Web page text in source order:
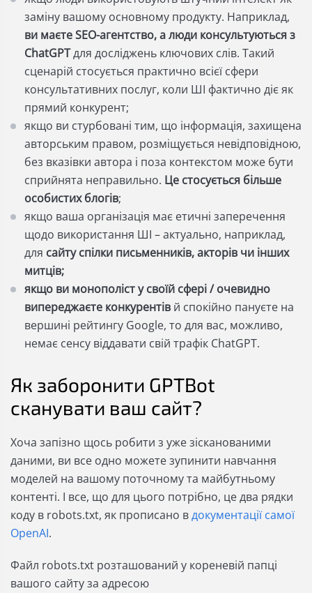
заміну вашому основному продукту. Наприклад,
ви маєте SEO-агентство, а люди консультуються з
ChatGPTдля досліджень ключових слів. Такий
сценарій стосується практично всієї сфери
консультативних послуг, коли ШІ фактично діє як
прямий конкурент;
якщо ви стурбовані тим, що інформація, захищена
авторським правом, розміщується невідповідною,
без вказівки автора і поза контекстом може бути
сприйнята неправильно. Це стосується більше
особистих блогів;
якщо ваша організація має етичні заперечення
щодо використання ШІ – актуально, наприклад,
для сайту спілки письменників, акторів чи інших
митців;
якщо ви монополіст у своїй сфері / очевидно
випереджаєте конкурентів й спокійно пануєте на
вершині рейтингу Google, то для вас, можливо,
немає сенсу віддавати свій трафік ChatGPT.
Як заборонити GPTBot
сканувати ваш сайт?
Хоча запізно щось робити з уже зісканованими
даними, ви все одно можете зупинити навчання
моделей на вашому поточному та майбутньому
контенті. І все, що для цього потрібно, це два рядки
коду в robots.txt, як прописано вдокументації самої
OpenAI.
Файл robots.txt розташований у кореневій папці
вашого сайту за адресою